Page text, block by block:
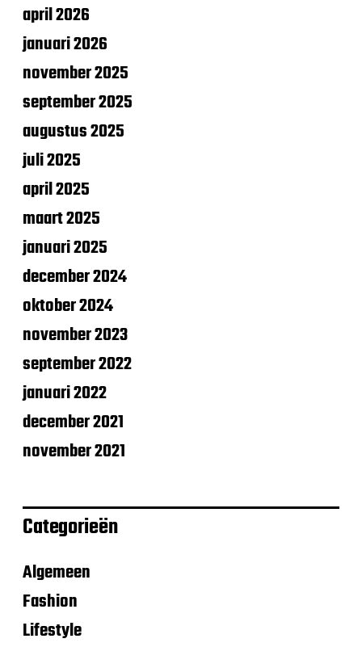
april 2026
januari 2026
november 2025
september 2025
augustus 2025
juli 2025
april 2025
maart 2025
januari 2025
december 2024
oktober 2024
november 2023
september 2022
januari 2022
december 2021
november 2021
Categorieën
Algemeen
Fashion
Lifestyle